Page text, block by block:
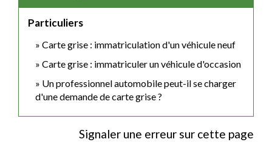
Particuliers
Carte grise : immatriculation d'un véhicule neuf
Carte grise : immatriculer un véhicule d'occasion
Un professionnel automobile peut-il se charger
d'une demande de carte grise ?
Signaler une erreur sur cette page